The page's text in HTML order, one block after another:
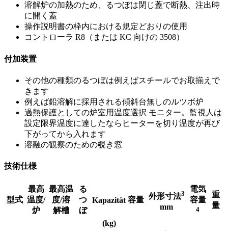
溶解炉の加熱のため、るつぼは閉じ蓋で断熱、注出時
に開く蓋
操作説明書の枠内における規定どおりの使用
コントローラ R8（または KC 向けの 3508）
付加装置
その他の種類のるつぼは例えばスチールでお取揃えで
きます
例えば鉛溶解に採用される傾斜台無しのルツボ炉
過熱保護としての炉室用温度選択 モニター。監視人は
設定限界温度に達したならヒーターを切り温度が再び
下がってから入れます
溶融の観察のための覗き窓
技術仕様
型式
最高
温度/
炉
最高温
度/溶
解槽
る
つ
ぼ
Kapazität 容量 外形寸法3
mm
電気
容量
4
重
量
(kg)